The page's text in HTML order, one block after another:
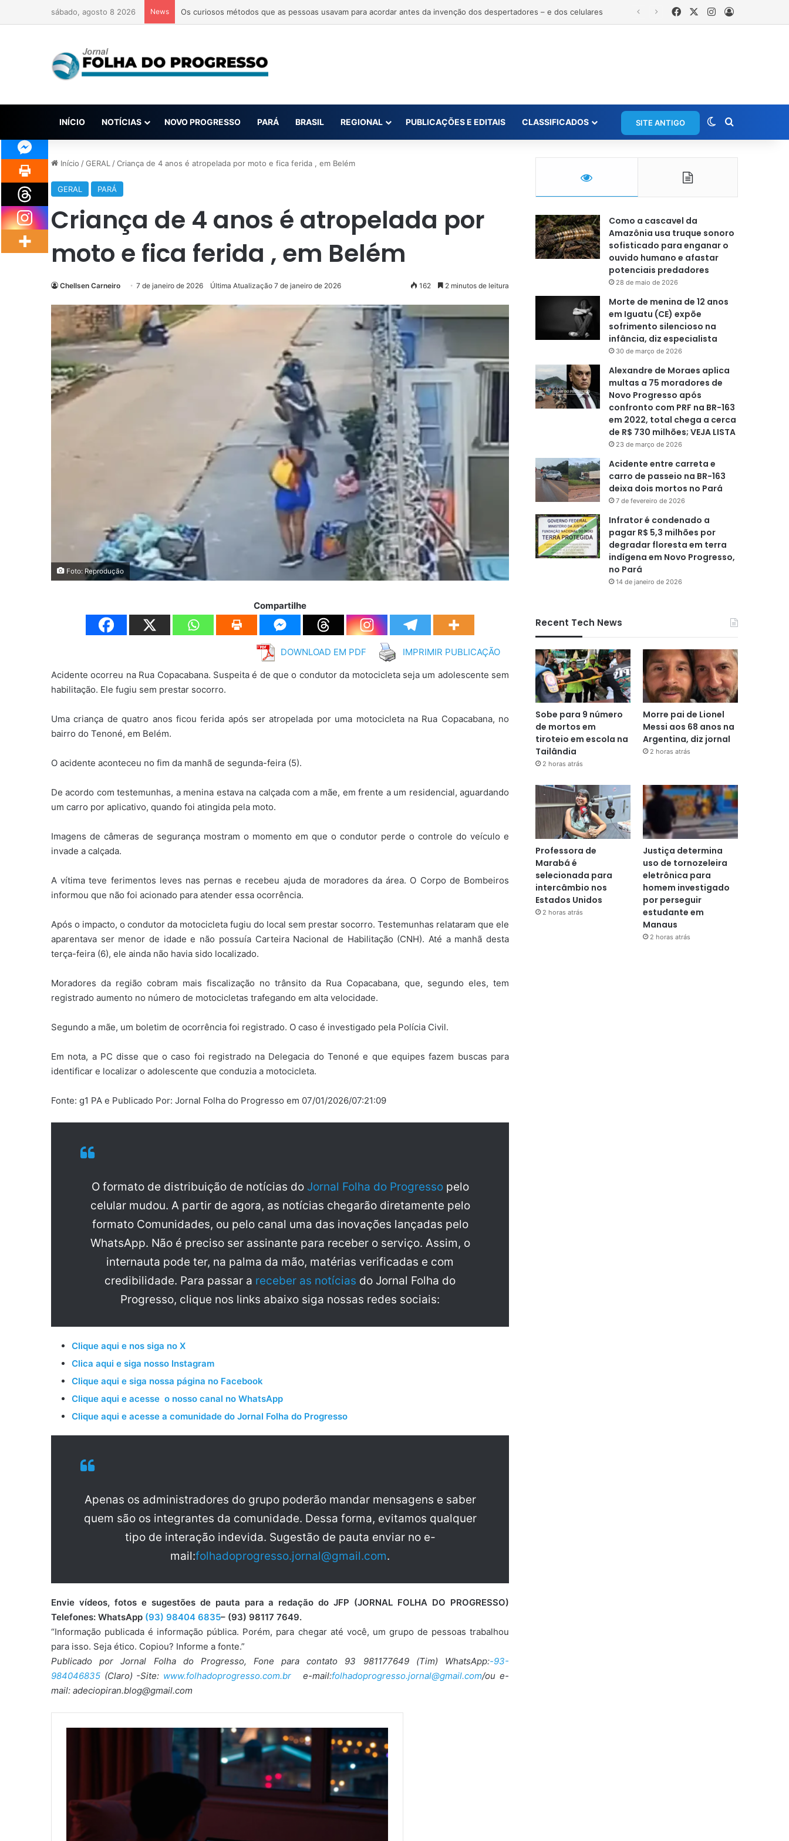
sábado, agosto 8 2026 News Sobe para 9 número de mortos em tiroteio em escola na Tailândia FacebookInstagram
INÍCIO NOTÍCIAS NOVO PROGRESSO PARÁ BRASIL REGIONAL PUBLICAÇÕES E EDITAIS CLASSIFICADOS SITE ANTIGO Switch skin
Início /GERAL /Criança de 4 anos é atropelada por moto e fica ferida , em Belém
GERAL PARÁ
Criança de 4 anos é atropelada por
moto e fica ferida , em Belém
Chellsen Carneiro 7 de janeiro de 2026 Última Atualização 7 de janeiro de 2026 162 2 minutos de leitura
Foto: Reprodução
Compartilhe
DOWNLOAD EM PDF IMPRIMIR PUBLICAÇÃO
Acidente ocorreu na Rua Copacabana. Suspeita é de que o condutor da motocicleta seja um adolescente sem
habilitação. Ele fugiu sem prestar socorro.
Uma criança de quatro anos ficou ferida após ser atropelada por uma motocicleta na Rua Copacabana, no
bairro do Tenoné, em Belém.
O acidente aconteceu no fim da manhã de segunda-feira (5).
De acordo com testemunhas, a menina estava na calçada com a mãe, em frente a um residencial, aguardando
um carro por aplicativo, quando foi atingida pela moto.
Imagens de câmeras de segurança mostram o momento em que o condutor perde o controle do veículo e
invade a calçada.
A vítima teve ferimentos leves nas pernas e recebeu ajuda de moradores da área. O Corpo de Bombeiros
informou que não foi acionado para atender essa ocorrência.
Após o impacto, o condutor da motocicleta fugiu do local sem prestar socorro. Testemunhas relataram que ele
aparentava ser menor de idade e não possuía Carteira Nacional de Habilitação (CNH). Até a manhã desta
terça-feira (6), ele ainda não havia sido localizado.
Moradores da região cobram mais fiscalização no trânsito da Rua Copacabana, que, segundo eles, tem
registrado aumento no número de motocicletas trafegando em alta velocidade.
Segundo a mãe, um boletim de ocorrência foi registrado. O caso é investigado pela Polícia Civil.
Em nota, a PC disse que o caso foi registrado na Delegacia do Tenoné e que equipes fazem buscas para
identificar e localizar o adolescente que conduzia a motocicleta.
Fonte: g1 PA e Publicado Por: Jornal Folha do Progresso em 07/01/2026/07:21:09
O formato de distribuição de notícias do Jornal Folha do Progresso pelo
celular mudou. A partir de agora, as notícias chegarão diretamente pelo
formato Comunidades, ou pelo canal uma das inovações lançadas pelo
WhatsApp. Não é preciso ser assinante para receber o serviço. Assim, o
internauta pode ter, na palma da mão, matérias verificadas e com
credibilidade. Para passar a receber as notícias do Jornal Folha do
Progresso, clique nos links abaixo siga nossas redes sociais:
Clique aqui e nos siga no X
Clica aqui e siga nosso Instagram
Clique aqui e siga nossa página no Facebook
Clique aqui e acesse o nosso canal no WhatsApp
Clique aqui e acesse a comunidade do Jornal Folha do Progresso
Apenas os administradores do grupo poderão mandar mensagens e saber
quem são os integrantes da comunidade. Dessa forma, evitamos qualquer
tipo de interação indevida. Sugestão de pauta enviar no e-
mail:folhadoprogresso.jornal@gmail.com.
Envie vídeos, fotos e sugestões de pauta para a redação do JFP (JORNAL FOLHA DO PROGRESSO)
Telefones: WhatsApp (93) 98404 6835– (93) 98117 7649.
“Informação publicada é informação pública. Porém, para chegar até você, um grupo de pessoas trabalhou
para isso. Seja ético. Copiou? Informe a fonte.”
Publicado por Jornal Folha do Progresso, Fone para contato 93 981177649 (Tim) WhatsApp:-93-
984046835 (Claro) -Site: www.folhadoprogresso.com.br e-mail:folhadoprogresso.jornal@gmail.com/ou e-
mail: adeciopiran.blog@gmail.com
Como a cascavel da
Amazônia usa truque sonoro
sofisticado para enganar o
ouvido humano e afastar
potenciais predadores
28 de maio de 2026
Morte de menina de 12 anos
em Iguatu (CE) expõe
sofrimento silencioso na
infância, diz especialista
30 de março de 2026
Alexandre de Moraes aplica
multas a 75 moradores de
Novo Progresso após
confronto com PRF na BR-163
em 2022, total chega a cerca
de R$ 730 milhões; VEJA LISTA
23 de março de 2026
Acidente entre carreta e
carro de passeio na BR-163
deixa dois mortos no Pará
7 de fevereiro de 2026
Infrator é condenado a
pagar R$ 5,3 milhões por
degradar floresta em terra
indígena em Novo Progresso,
no Pará
14 de janeiro de 2026
Recent Tech News
Sobe para 9 número
de mortos em
tiroteio em escola na
Tailândia
2 horas atrás
Morre pai de Lionel
Messi aos 68 anos na
Argentina, diz jornal
2 horas atrás
Professora de
Marabá é
selecionada para
intercâmbio nos
Estados Unidos
2 horas atrás
Justiça determina
uso de tornozeleira
eletrônica para
homem investigado
por perseguir
estudante em
Manaus
2 horas atrás